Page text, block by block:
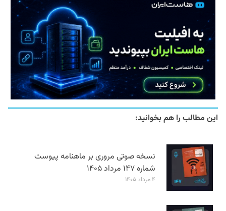
این مطالب را هم بخوانید:
نسخه صوتی مروری بر ماهنامه پیوست
شماره ۱۴۷ مرداد ۱۴۰۵
۴ مرداد ۱۴۰۵